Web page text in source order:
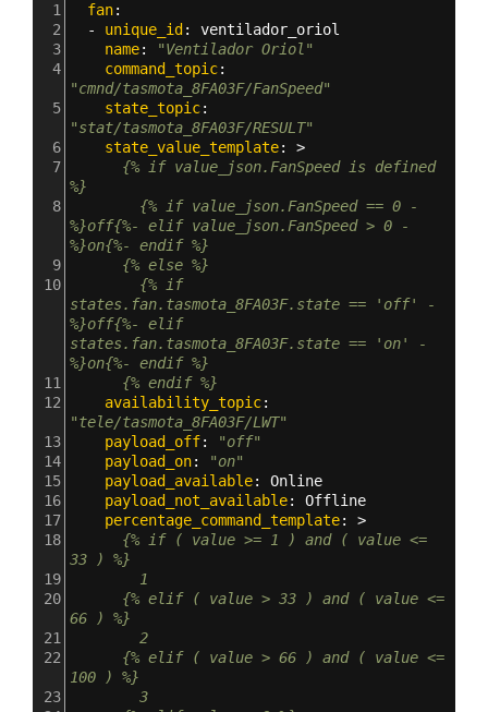
1
  fan
:
2
  -
unique_id : ventilador_oriol
3
name:
"Ventilador Oriol"
4
command_topic
"cmnd/tasmota_8FA03F/FanSpeed"
5
state_topic
"stat/tasmota_8FA03F/RESULT"
6
state_value_template: >
7
{% if value_json.FanSpeed is defined
%}
8
{% if value_json.FanSpeed == 0 -
%}off{%- elif value_json.FanSpeed > 0 -
%}on{%- endif %}
9
{% else %}
10
{% if
states.fan.tasmota_8FA03F.state == 'off' -
%}off{%- elif
states.fan.tasmota_8FA03F.state == 'on' -
%}on{%- endif %}
11
{% endif %}
12
availability_topic
"tele/tasmota_8FA03F/LWT"
13
payload_off:
"off"
14
payload_on:
"on"
15
payload_available: Online
16
payload_not_available: Offline
17
percentage_command_template: >
18
{% if ( value >= 1 ) and ( value <=
33 ) %}
19
1
20
{% elif ( value > 33 ) and ( value <=
66 ) %}
21
2
22
{% elif ( value > 66 ) and ( value <=
100 ) %}
23
3